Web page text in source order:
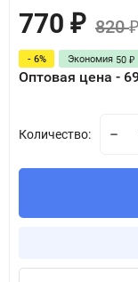
770 ₽ 820₽
- 6% Экономия 50 ₽
Оптовая цена -
Количество: